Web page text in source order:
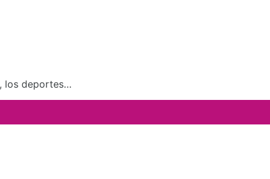
los deportes…